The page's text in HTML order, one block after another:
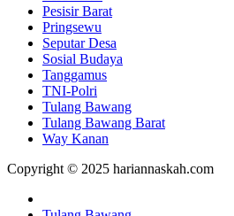
Pesisir Barat
Pringsewu
Seputar Desa
Sosial Budaya
Tanggamus
TNI-Polri
Tulang Bawang
Tulang Bawang Barat
Way Kanan
Copyright © 2025 hariannaskah.com